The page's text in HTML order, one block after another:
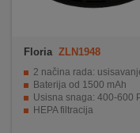
Floria ZLN1948
2 načina rada: usisavanje i suho
Baterija od 1500 mAh
Usisna snaga: 400-600
HEPA filtracija